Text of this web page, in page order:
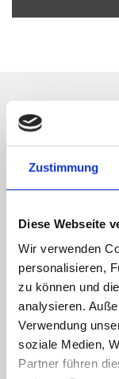
Zustimmung
Diese Webseite
Wir verwenden
personalisieren,
zu können und
analysieren.
Verwendung
soziale Medien,
Partner führen
Wir
neue